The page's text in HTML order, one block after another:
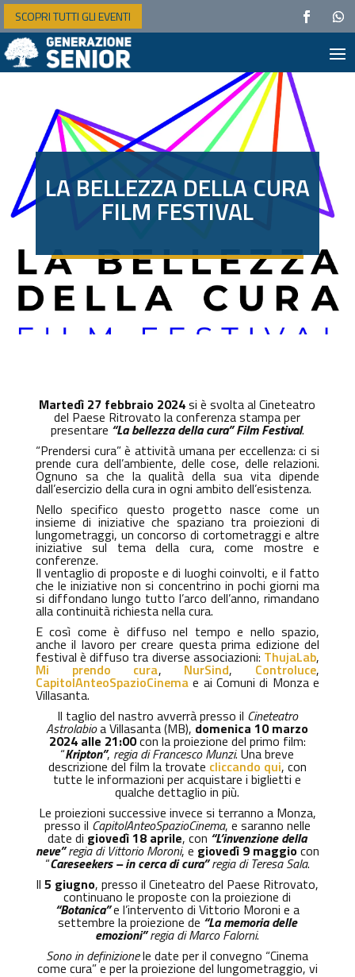
SCOPRI TUTTI GLI EVENTI
LA BELLEZZA DELLA CURA
FILM FESTIVAL
Martedì 27 febbraio 2024si è svolta al Cineteatro
del Paese Ritrovato la conferenza stampa per
presentare “La bellezza della cura” Film Festival.
“Prendersi cura” è attività umana per eccellenza: ci si
prende cura dell’ambiente, delle cose, delle relazioni.
Ognuno sa che la qualità della sua vita dipende
dall’esercizio della cura in ogni ambito dell’esistenza.
Nello specifico questo progetto nasce come un
insieme di iniziative che spaziano tra proiezioni di
lungometraggi, un concorso di cortometraggi e altre
iniziative sul tema della cura, come mostre e
conferenze.
Il ventaglio di proposte e di luoghi coinvolti, e il fatto
che le iniziative non si concentrino in pochi giorni ma
si diffondano lungo tutto l’arco dell’anno, rimandano
alla continuità richiesta nella cura.
E così come è diffuso nel tempo e nello spazio,
anche il lavoro per creare questa prima edizione del
festival è diffuso tra diverse associazioni: ThujaLab,
Mi prendo cura, NurSind, Controluce,
CapitolAnteoSpazioCinemae ai Comuni di Monza e
Villasanta.
Il taglio del nastro avverrà presso il Cineteatro
Astrolabioa Villasanta (MB), domenica 10 marzo
2024 alle 21:00con la proiezione del primo film:
“Kripton”, regia di Francesco Munzi. Una breve
descrizione del film la trovate cliccando qui, con
tutte le informazioni per acquistare i biglietti e
qualche dettaglio in più.
Le proiezioni successive invece si terranno a Monza,
presso il CapitolAnteoSpazioCinema, e saranno nelle
date di giovedì 18 aprile, con “L’invenzione della
neve”regia di Vittorio Moroni, e giovedì 9 maggiocon
“Careseekers – in cerca di cura” regia di Teresa Sala.
Il5 giugno, presso il Cineteatro del Paese Ritrovato,
continuano le proposte con la proiezione di
“Botanica”e l’intervento di Vittorio Moroni e a
settembre la proiezione de “La memoria delle
emozioni”regia di Marco Falorni.
Sono in definizionele date per il convegno “Cinema
come cura” e per la proiezione del lungometraggio, vi